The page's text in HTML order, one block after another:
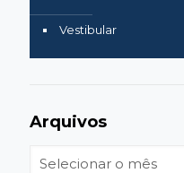
Vestibular
Arquivos